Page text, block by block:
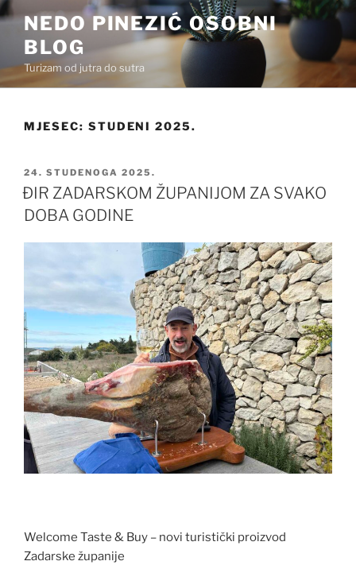
Preskoči
sadržaj
NEDO PINEZIĆ OSOBNI
BLOG
Turizam od jutra do sutra
MJESEC: STUDENI 2025.
OBJAVLJENO
24. STUDENOGA 2025.
ĐIR ZADARSKOM ŽUPANIJOM ZA SVAKO
DOBA GODINE
Welcome Taste & Buy – novi turistički proizvod
Zadarske županije